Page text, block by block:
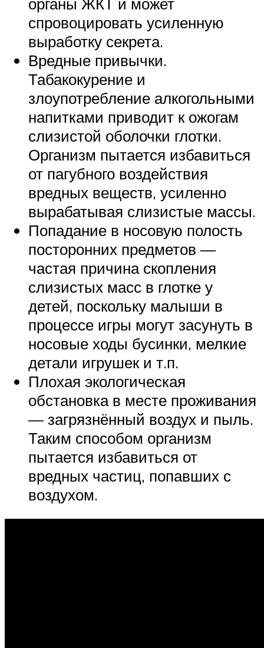
спровоцировать усиленную
выработку секрета.
Вредные привычки.
Табакокурение и
злоупотребление алкогольными
напитками приводит к ожогам
слизистой оболочки глотки.
Организм пытается избавиться
от пагубного воздействия
вредных веществ, усиленно
вырабатывая слизистые массы.
Попадание в носовую полость
посторонних предметов —
частая причина скопления
слизистых масс в глотке у
детей, поскольку малыши в
процессе игры могут засунуть в
носовые ходы бусинки, мелкие
детали игрушек и т.п.
Плохая экологическая
обстановка в месте проживания
— загрязнённый воздух и пыль.
Таким способом организм
пытается избавиться от
вредных частиц, попавших с
воздухом.